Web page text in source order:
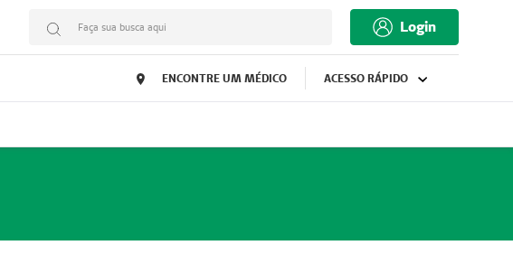
Faça sua busca aqui Login
ENCONTRE UM MÉDICO ACESSO RÁPIDO